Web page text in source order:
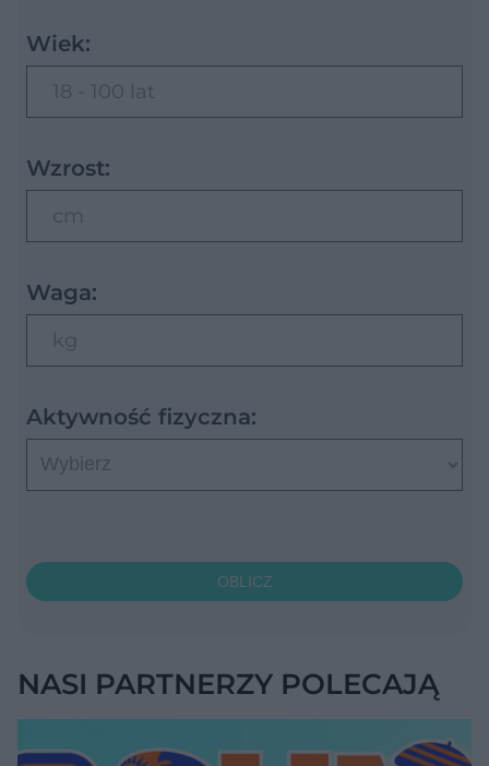
Wiek:
18 - 100 lat
Wzrost:
cm
Waga:
kg
Aktywność fizyczna:
OBLICZ
NASI PARTNERZY POLECAJĄ